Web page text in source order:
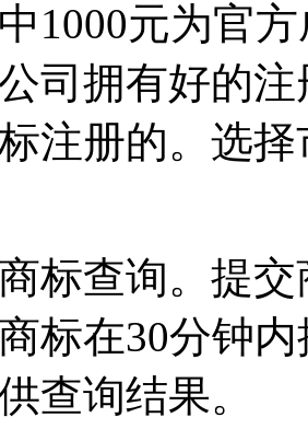
1000元为官
司拥有好的
注册的。选
标查询。提
标在30分钟
查询结果。